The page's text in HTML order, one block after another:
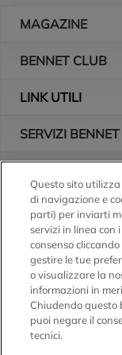
MAGAZINE
BENNET CLUB
LINK UTILI
SERVIZI BENNET
Logo Bennet
Seguici sui
Scarica l'app
Questo sito
di navigazione e
parti) per inviarti
servizi in linea con
consenso
gestire le tue
o visualizzare la
informazioni in
Chiudendo questo
puoi negare il
tecnici.